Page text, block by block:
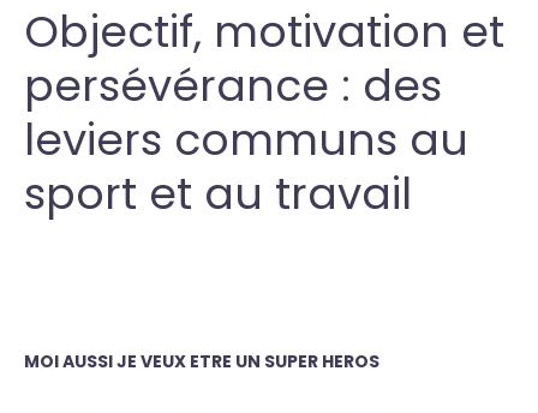
Objectif, motivation et
persévérance : des
leviers communs au
sport et au travail
MOI AUSSI JE VEUX ETRE UN SUPER HEROS